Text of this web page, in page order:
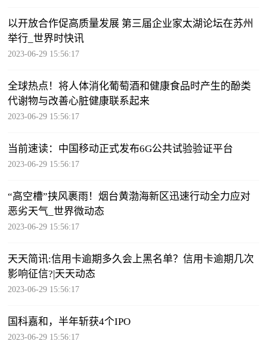
以开放合作促高质量发展 第三届企业家太湖论坛在苏州
举行_世界时快讯
2023-06-29 15:56:17
全球热点！将人体消化葡萄酒和健康食品时产生的酚类
代谢物与改善心脏健康联系起来
2023-06-29 15:56:17
当前速读：中国移动正式发布6G公共试验验证平台
2023-06-29 15:56:17
“高空槽”挟风裹雨！烟台黄渤海新区迅速行动全力应对
恶劣天气_世界微动态
2023-06-29 15:56:17
天天简讯:信用卡逾期多久会上黑名单？信用卡逾期几次
影响征信?|天天动态
2023-06-29 15:56:17
国科嘉和，半年斩获4个IPO
2023-06-29 15:56:17